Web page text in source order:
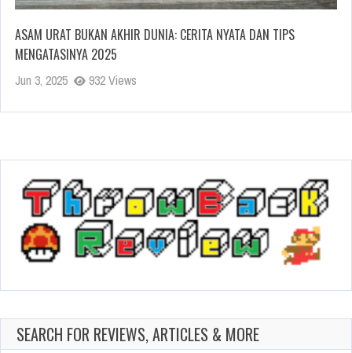
ASAM URAT BUKAN AKHIR DUNIA: CERITA NYATA DAN TIPS
MENGATASINYA 2025
Jun 3, 2025 932 Views
SEARCH FOR REVIEWS, ARTICLES & MORE